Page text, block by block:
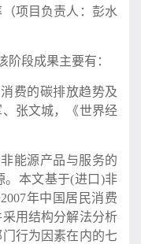
项目负责人：彭水
阶段成果主要有：
费的碳排放趋势及
张文城，《世界经
能源产品与服务的
。本文基于(进口)非
年中国居民消费
用结构分解法分析
行为因素在内的七